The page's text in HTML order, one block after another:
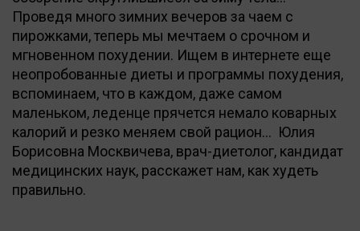
Проведя много зимних вечеров за чаем с
пирожками, теперь мы мечтаем о срочном и
мгновенном похудении. Ищем в интернете еще
неопробованные диеты и программы похудения,
вспоминаем, что в каждом, даже самом
маленьком, леденце прячется немало коварных
калорий и резко меняем свой рацион... Юлия
Борисовна Москвичева, врач-диетолог, кандидат
медицинских наук, расскажет нам, как худеть
правильно.